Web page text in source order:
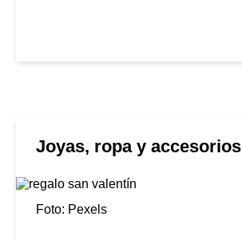
Joyas, ropa y accesorios
Foto: Pexels